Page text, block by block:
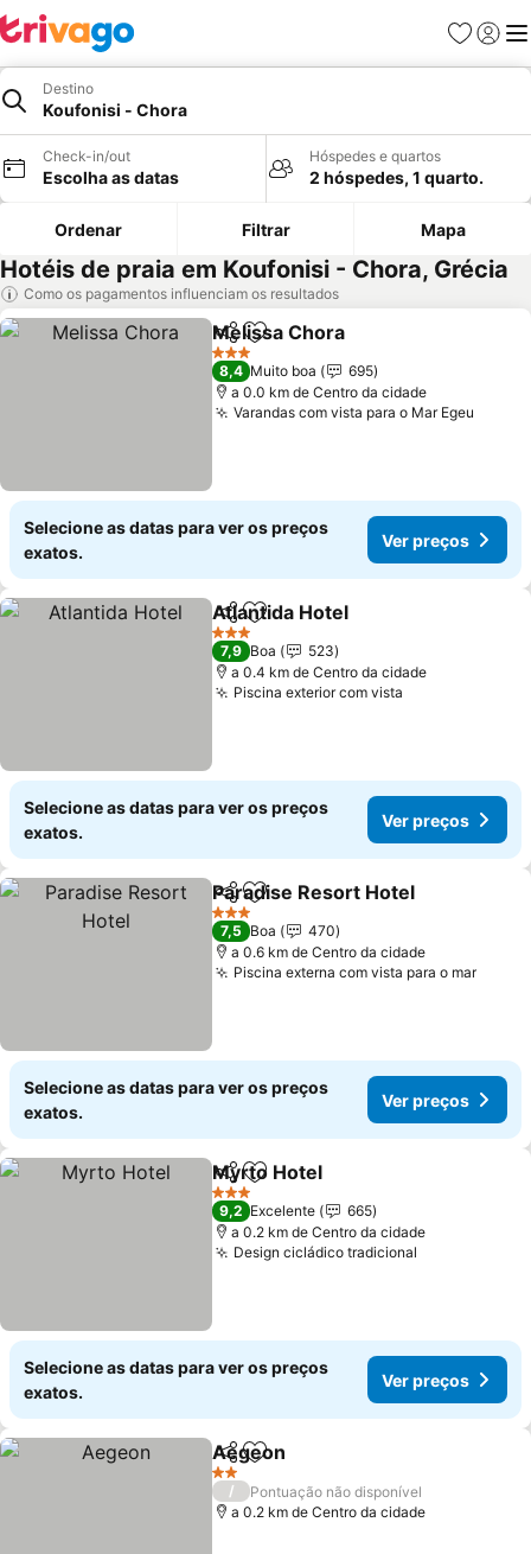
Favoritos
Iniciar
Destino
Koufonisi - Chora
Check-in/out
Escolha as datas
Hóspedes e quartos
2 hóspedes, 1 quarto.
Ordenar Filtrar Mapa
Hotéis de praia em Koufonisi - Chora, Grécia
Como os pagamentos influenciam os resultados
PartilharAdicionar aos favoritos
Melissa Chora
3 Estrelas
8,4 Muito boa
695
a 0.0 km de Centro da cidade
Varandas com vista para o Mar Egeu
Selecione as datas para ver os preços
exatos.
Ver preços
PartilharAdicionar aos favoritos
Atlantida Hotel
3 Estrelas
7,9 Boa
523
a 0.4 km de Centro da cidade
Piscina exterior com vista
Selecione as datas para ver os preços
exatos.
Ver preços
PartilharAdicionar aos favoritos
Paradise Resort Hotel
3 Estrelas
7,5 Boa
470
a 0.6 km de Centro da cidade
Piscina externa com vista para o marVer
Selecione as datas para ver os preços
exatos.
Ver preços
PartilharAdicionar aos favoritos
Myrto Hotel
3 Estrelas
9,2 Excelente
665
a 0.2 km de Centro da cidade
Design cicládico tradicional
Selecione as datas para ver os preços
exatos.
Ver preços
PartilharAdicionar aos favoritos
Aegeon
2 Estrelas
/
Pontuação não disponível
a 0.2 km de Centro da cidade